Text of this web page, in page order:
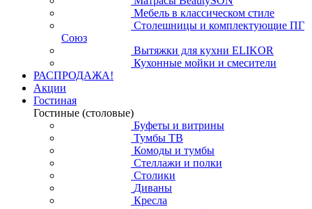
Мебель в классическом стиле
Столешницы и комплектующие ПГ
Союз
Вытяжки для кухни ELIKOR
Кухонные мойки и смесители
РАСПРОДАЖА!
Акции
Гостиная
Гостиные (столовые)
Буфеты и витрины
Тумбы ТВ
Комоды и тумбы
Стеллажи и полки
Столики
Диваны
Кресла